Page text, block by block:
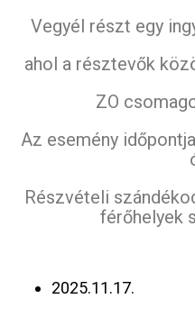
Vegyél részt egy
ahol a résztevők
ZO
Az esemény
Részvételi
férőhelyek
2025.11.17.